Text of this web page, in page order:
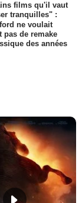
films qu'il vaut
tranquilles" :
ne voulait
pas de remake
des années